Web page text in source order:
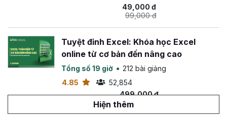
49,000 đ
99,000 đ
Tuyệt đỉnh Excel: Khóa học Excel
online từ cơ bản đến nâng cao
Tổng số 19 giờ
212 bài giảng
4.85
52,854
499,000 đ
799,000 đ
Hiện thêm